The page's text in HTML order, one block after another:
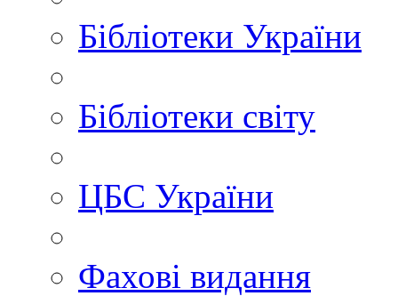
Бібліотеки України
Бібліотеки світу
ЦБС України
Фахові видання